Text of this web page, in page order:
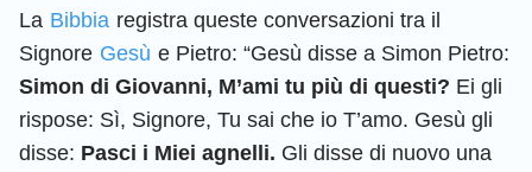
La Bibbia registra queste conversazioni tra il
Signore Gesù e Pietro: “Gesù disse a Simon Pietro:
Simon di Giovanni, M’ami tu più di questi? Ei gli
rispose: Sì, Signore, Tu sai che io T’amo. Gesù gli
disse: Pasci i Miei agnelli. Gli disse di nuovo una